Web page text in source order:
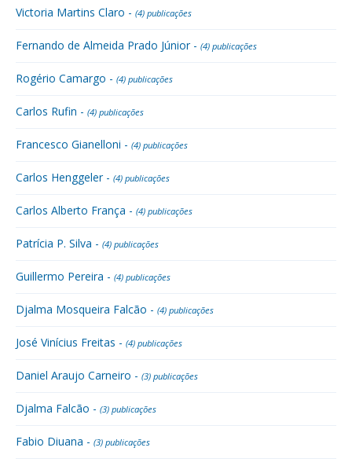
Victoria Martins Claro - (4) publicações
Fernando de Almeida Prado Júnior - (4) publicações
Rogério Camargo - (4) publicações
Carlos Rufin - (4) publicações
Francesco Gianelloni - (4) publicações
Carlos Henggeler - (4) publicações
Carlos Alberto França - (4) publicações
Patrícia P. Silva - (4) publicações
Guillermo Pereira - (4) publicações
Djalma Mosqueira Falcão - (4) publicações
José Vinícius Freitas - (4) publicações
Daniel Araujo Carneiro - (3) publicações
Djalma Falcão - (3) publicações
Fabio Diuana - (3) publicações